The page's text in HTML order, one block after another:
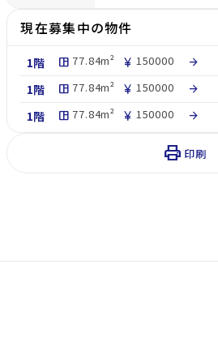
現在募集中の物件
1階 space_dashboard 77.84m² currency_yen 150000
arrow_forward
1階
space_dashboard 77.84m² currency_yen 150000
arrow_forward
1階
space_dashboard 77.84m² currency_yen 150000 arrow_forward
print 印刷